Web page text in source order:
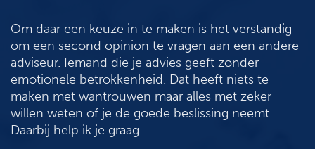
Om daar een keuze in te maken is het verstandig
om een second opinion te vragen aan een andere
adviseur. Iemand die je advies geeft zonder
emotionele betrokkenheid. Dat heeft niets te
maken met wantrouwen maar alles met zeker
willen weten of je de goede beslissing neemt.
Daarbij help ik je graag.